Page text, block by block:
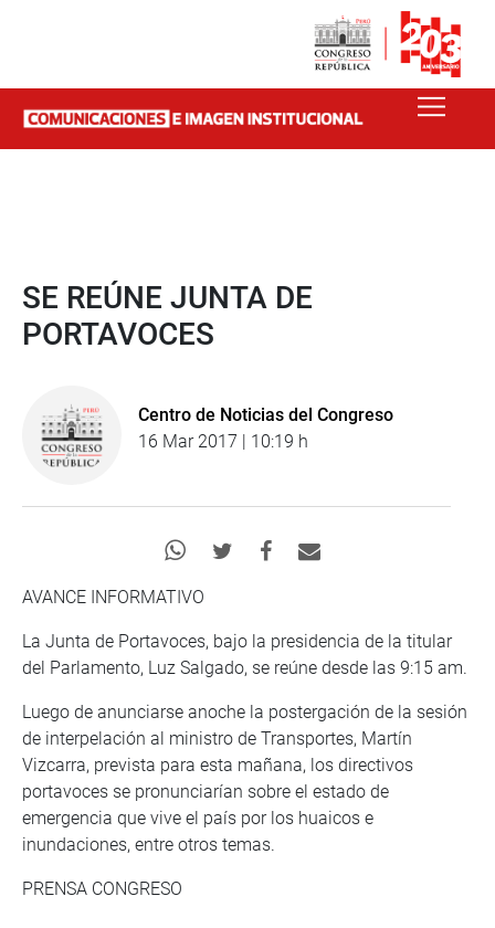
SE REÚNE JUNTA DE
PORTAVOCES
Centro de Noticias del Congreso
16 Mar 2017 | 10:19 h
AVANCE INFORMATIVO
La Junta de Portavoces, bajo la presidencia de la titular
del Parlamento, Luz Salgado, se reúne desde las 9:15 am.
Luego de anunciarse anoche la postergación de la sesión
de interpelación al ministro de Transportes, Martín
Vizcarra, prevista para esta mañana, los directivos
portavoces se pronunciarían sobre el estado de
emergencia que vive el país por los huaicos e
inundaciones, entre otros temas.
PRENSA CONGRESO